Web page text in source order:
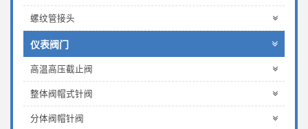
螺纹管接头
仪表阀门
高温高压截止阀
整体阀帽式针阀
分体阀帽针阀